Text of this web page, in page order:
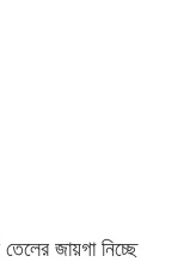
জায়গা নিচ্ছে